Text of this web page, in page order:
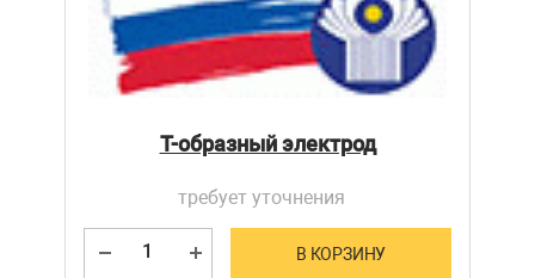
Т-образный электрод
требует уточнения
В КОРЗИНУ